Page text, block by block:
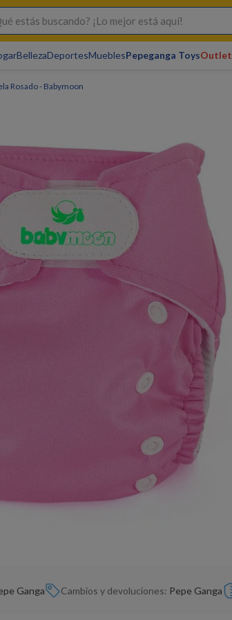
buscando? ¡Lo mejor está aquí!
BellezaDeportesMueblesPepeganga ToysOutlet
Rosado - Babymoon
Ganga Cambios y devoluciones: Pepe Ganga